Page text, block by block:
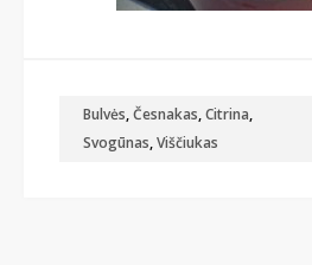
Bulvės,Česnakas,Citrina,
Svogūnas,Viščiukas